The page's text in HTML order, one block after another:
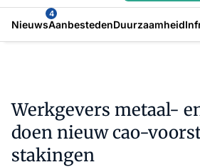
Nieuws
4
AanbestedenDuurzaamheid
Werkgevers metaal-
doen nieuw cao-
stakingen